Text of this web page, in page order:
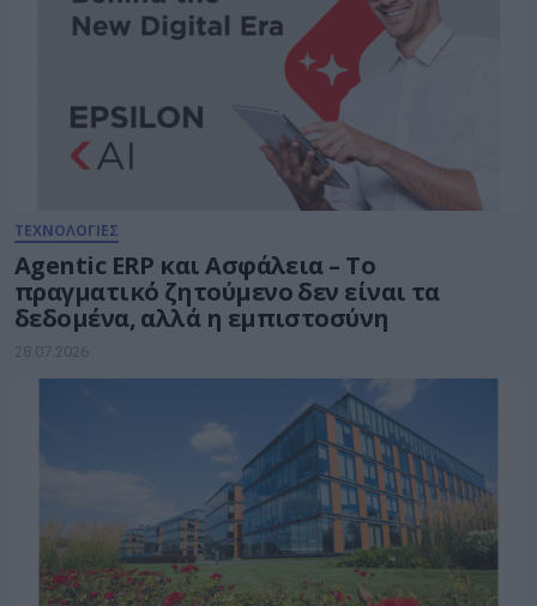
ΤΕΧΝΟΛΟΓΙΕΣ
Agentic ERP και Ασφάλεια – Το
πραγματικό ζητούμενο δεν είναι τα
δεδομένα, αλλά η εμπιστοσύνη
28.07.2026